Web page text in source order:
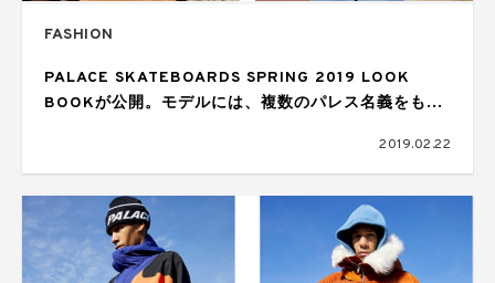
FASHION
PALACE SKATEBOARDS SPRING 2019 LOOK
BOOKが公開。モデルには、複数のパレス名義をもつ
2019.02.22